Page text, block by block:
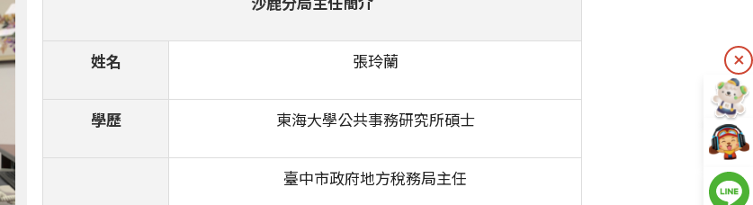
沙鹿分局主任簡介
姓名 張玲蘭
學歷 東海大學公共事務研究所碩士
臺中市政府地方稅務局主任